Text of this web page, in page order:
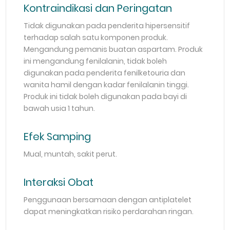
Kontraindikasi dan Peringatan
Tidak digunakan pada penderita hipersensitif
terhadap salah satu komponen produk.
Mengandung pemanis buatan aspartam. Produk
ini mengandung fenilalanin, tidak boleh
digunakan pada penderita fenilketouria dan
wanita hamil dengan kadar fenilalanin tinggi.
Produk ini tidak boleh digunakan pada bayi di
bawah usia 1 tahun.
Efek Samping
Mual, muntah, sakit perut.
Interaksi Obat
Penggunaan bersamaan dengan antiplatelet
dapat meningkatkan risiko perdarahan ringan.